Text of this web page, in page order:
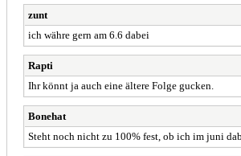
zunt
ich währe gern am 6.6 dabei
Rapti
Ihr könnt ja auch eine ältere Folge gucken.
Bonehat
Steht noch nicht zu 100% fest, ob ich im juni